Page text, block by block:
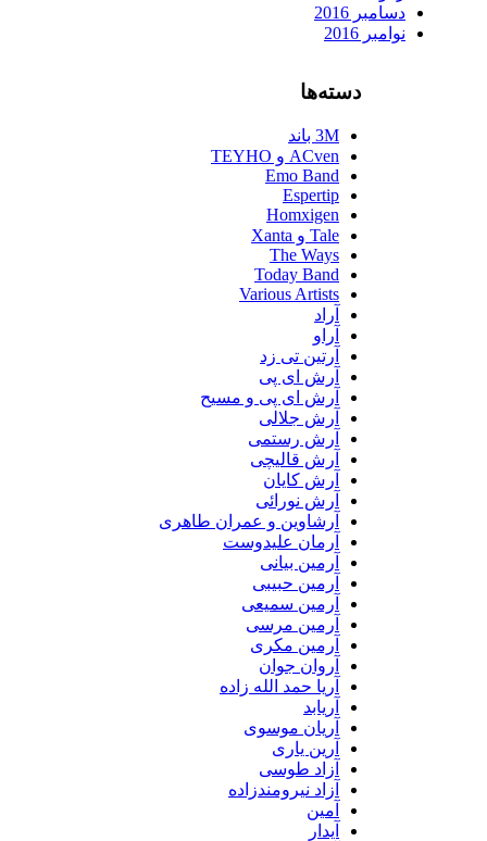
دسامبر 2016
ACven و TEYHO
Emo Band
Espertip
Homxigen
The Ways
Today Band
Various Artists
آرتین تی زد
آرش ای پی
آرش ای پی و مسیح
آرش جلالی
آرش رستمی
آرش قالیچی
آرش کایان
آرش نورائی
آرشاوین و عمران طاهری
آرمان علیدوست
آرمین بیانی
آرمین حبیبی
آرمین سمیعی
آرمین مرسی
آرمین مکری
آروان جوان
آریا حمد الله زاده
آریان موسوی
آرین یاری
آزاد طوسی
آزاد نیرومندزاده